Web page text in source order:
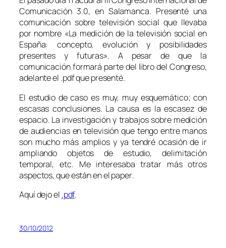
Comunicación 3.0, en Salamanca. Presenté una
comunicación sobre televisión social que llevaba
por nombre «La medición de la televisión social en
España: concepto, evolución y posibilidades
presentes y futuras». A pesar de que la
comunicación formará parte del libro del Congreso,
adelante el .pdf que presenté.
El estudio de caso es muy, muy esquemático; con
escasas conclusiones. La causa es la escasez de
espacio. La investigación y trabajos sobre medición
de audiencias en televisión que tengo entre manos
son mucho más amplios y ya tendré ocasión de ir
ampliando objetos de estudio, delimitación
temporal, etc. Me interesaba tratar más otros
aspectos, que están en elpaper.
Aquí dejo el .pdf.
30/10/2012